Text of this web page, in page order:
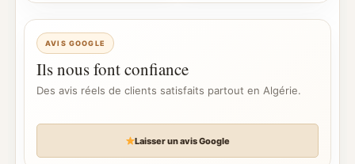
AVIS GOOGLE
Ils nous font confiance
Des avis réels de clients satisfaits partout en Algérie.
Laisser un avis Google